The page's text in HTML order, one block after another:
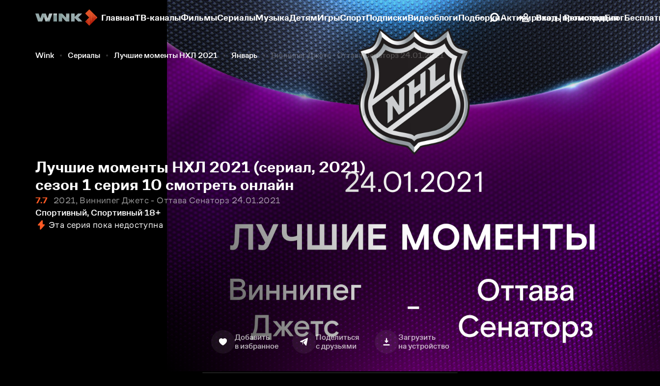
ГлавнаяТВ-каналыФильмыСериалыМузыкаДетямИгрыСпортПодпискиВидеоблогиПодборкиАктивировать промокодБлог
Вход | Регистрация
Wink Сериалы Лучшие моменты НХЛ 2021 Январь Виннипег Джетс - Оттава Сенаторз 24.01.2021
Лучшие моменты НХЛ 2021 (сериал, 2021)
сезон 1 серия 10 смотреть онлайн
7.7
2021, Виннипег Джетс - Оттава Сенаторз 24.01.2021
Спортивный, Спортивный 18+
Эта серия пока недоступна
Добавить
в избранное
Поделиться
с друзьями
Загрузить
на устройство